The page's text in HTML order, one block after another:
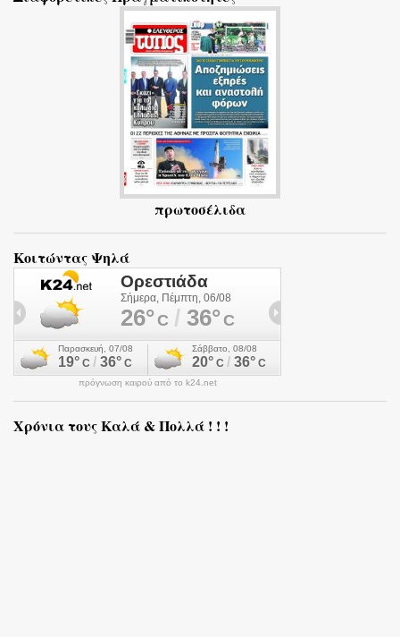
πρωτοσέλιδα
Κοιτώντας Ψηλά
πρόγνωση καιρού από το k24.net
Χρόνια τους Καλά & Πολλά ! ! !